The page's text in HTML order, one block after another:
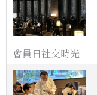
會員日社交時光